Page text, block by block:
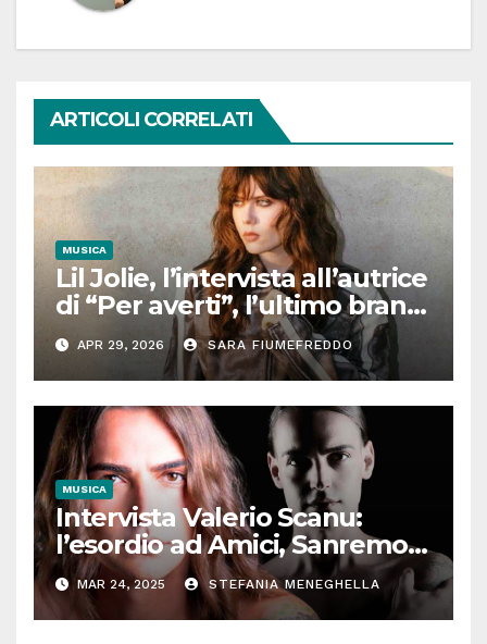
ARTICOLI CORRELATI
MUSICA
Lil Jolie, l’intervista all’autrice
di “Per averti”, l’ultimo brano
tra moltitudine e autenticità
APR 29, 2026 SARA FIUMEFREDDO
MUSICA
Intervista Valerio Scanu:
l’esordio ad Amici, Sanremo,
l’incontro con Maria De
Filippi, Ora o mai più. Il
cantante senza filtri
MAR 24, 2025 STEFANIA MENEGHELLA